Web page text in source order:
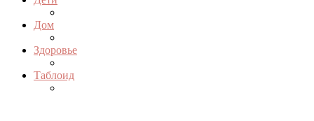
Дом
Здоровье
Таблоид